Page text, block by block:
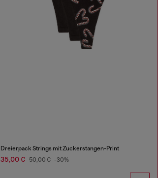
Dreierpack Strings mit Zuckerstangen-Print
35,00 € 50,00 € -30%